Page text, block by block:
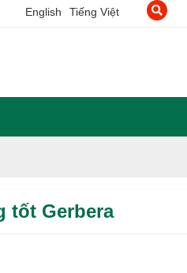
English Tiếng Việt
tốt Gerbera